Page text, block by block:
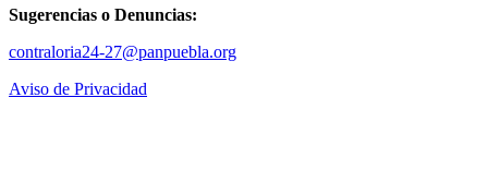
Sugerencias o Denuncias:
contraloria24-27@panpuebla.org
Aviso de Privacidad